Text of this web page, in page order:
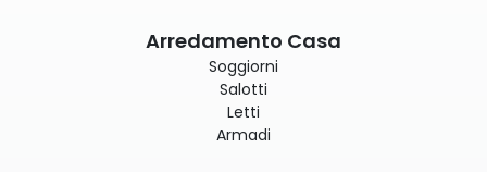
Arredamento Casa
Soggiorni
Salotti
Letti
Armadi